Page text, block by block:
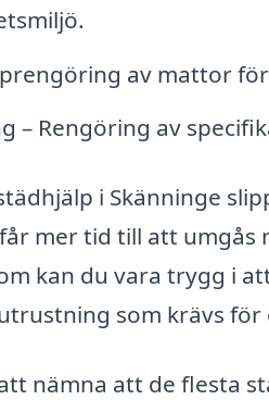
av mattor
– Rengöring av
i Skänninge
mer tid till att umgås
kan du vara trygg i
som krävs
nämna att de flesta